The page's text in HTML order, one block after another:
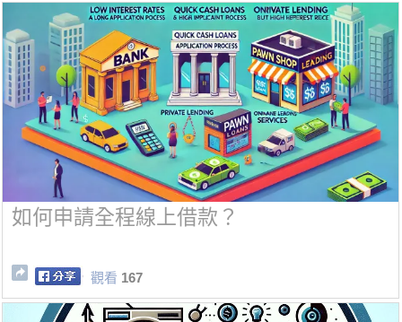
如何申請全程線上借款？
觀看 167